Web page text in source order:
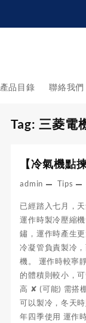
產品目錄 聯絡我們
Tag:三菱電
【冷氣機點
admin Tips
已經踏入七月，
運作時製冷壓縮
鏽，運作時產生
冷凝管負責製冷
機。 運作時較寧
的體積則較小，
高 ✘ (可能) 需搭
可以製冷，冬天
年四季使用 運作